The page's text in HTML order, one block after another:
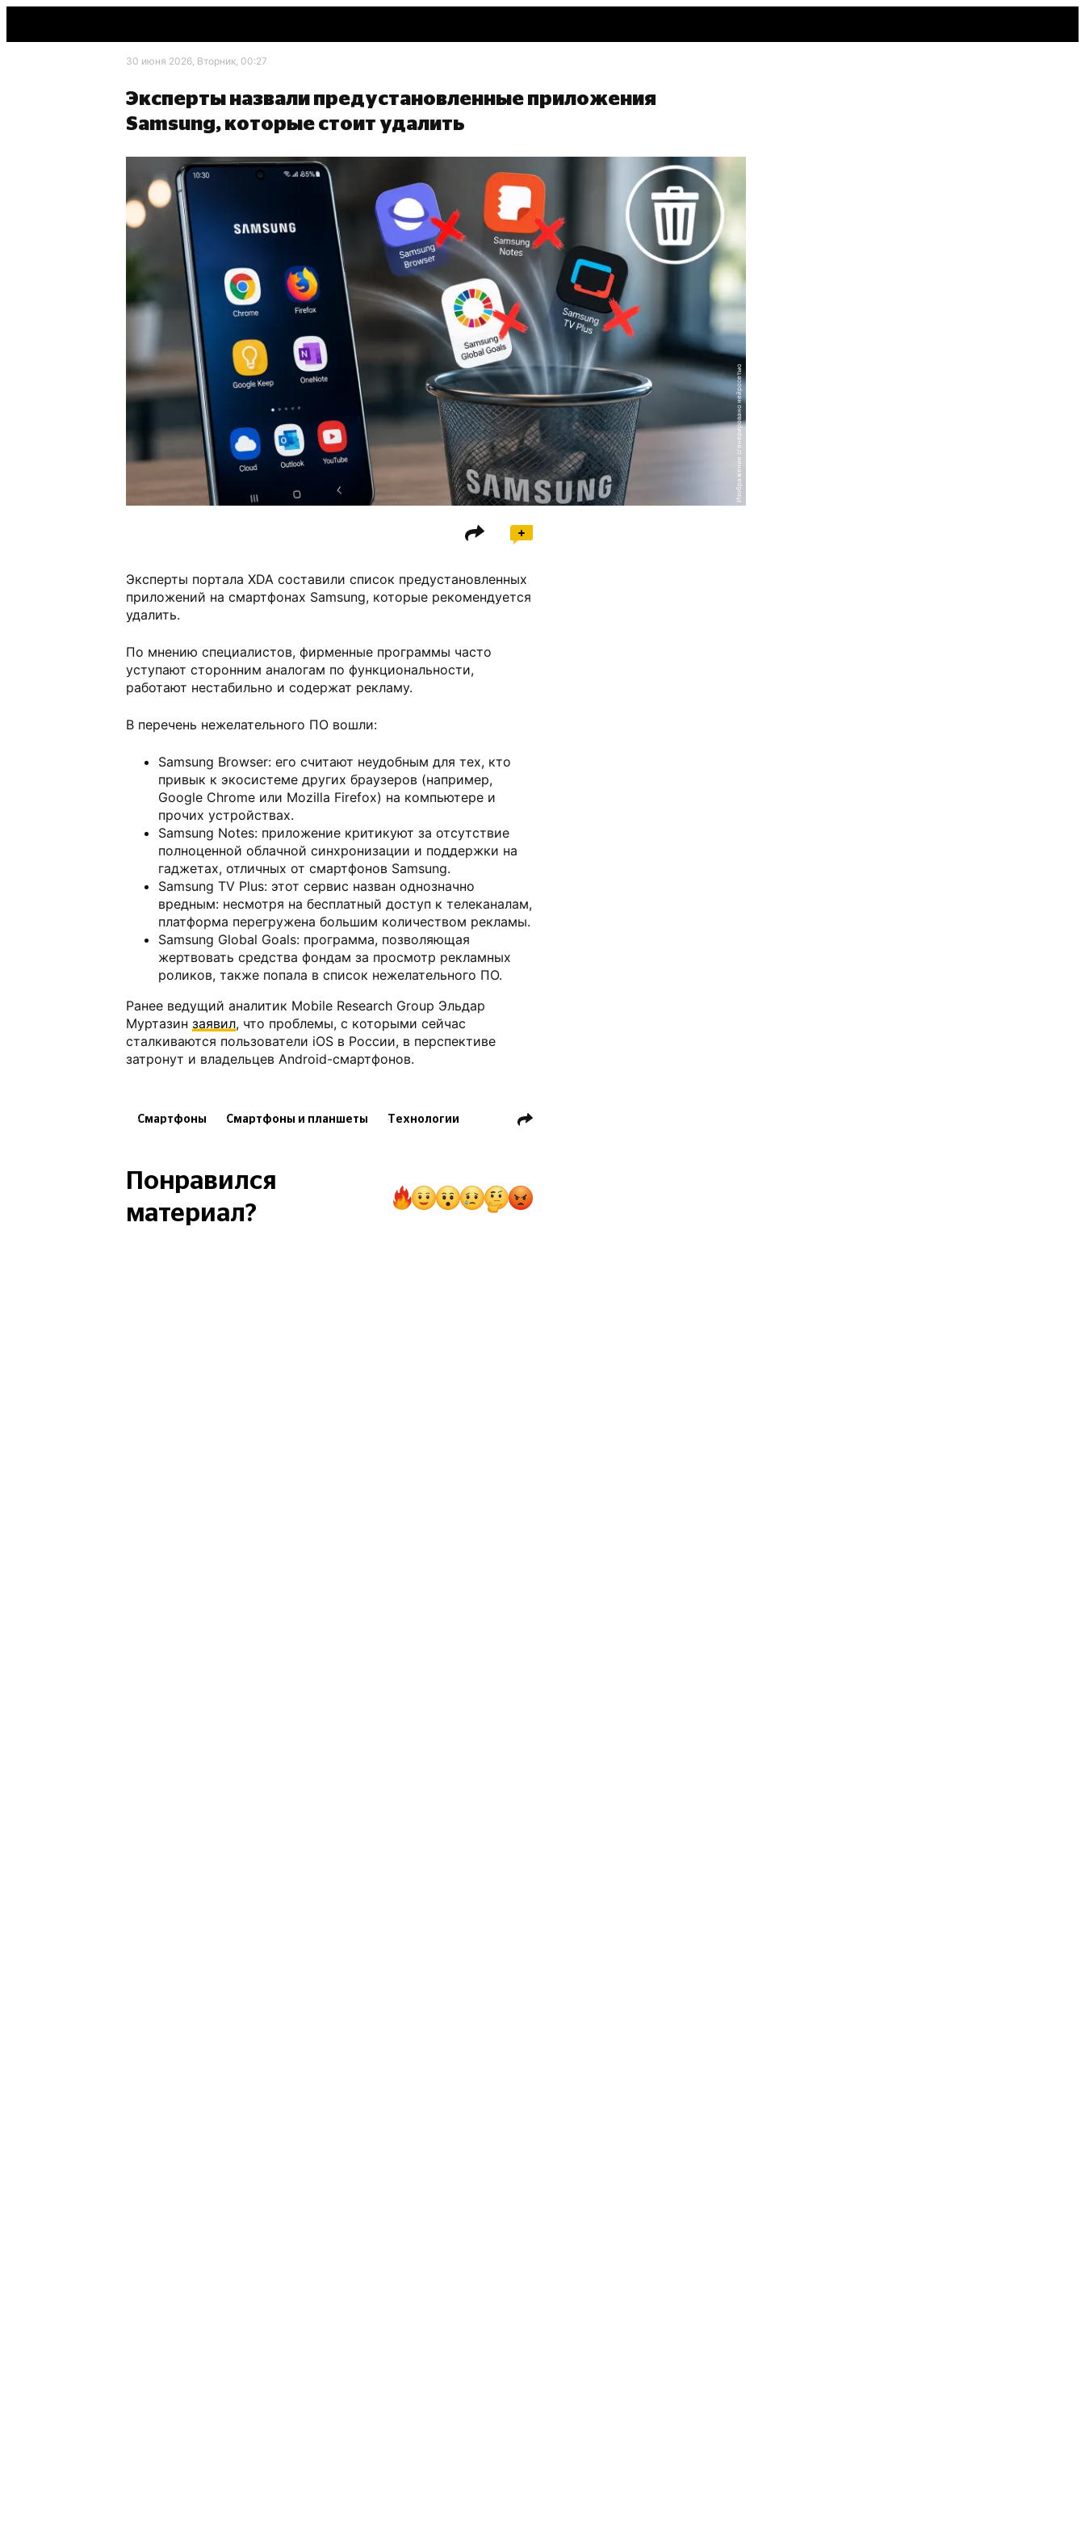
30 июня 2026, Вторник, 00:27
Эксперты назвали предустановленные приложения
Samsung, которые стоит удалить
Изображение сгенерировано нейросетью
Эксперты портала XDA составили список предустановленных
приложений на смартфонах Samsung, которые рекомендуется
удалить.
По мнению специалистов, фирменные программы часто
уступают сторонним аналогам по функциональности,
работают нестабильно и содержат рекламу.
В перечень нежелательного ПО вошли:
Samsung Browser: его считают неудобным для тех, кто
привык к экосистеме других браузеров (например,
Google Chrome или Mozilla Firefox) на компьютере и
прочих устройствах.
Samsung Notes: приложение критикуют за отсутствие
полноценной облачной синхронизации и поддержки на
гаджетах, отличных от смартфонов Samsung.
Samsung TV Plus: этот сервис назван однозначно
вредным: несмотря на бесплатный доступ к телеканалам,
платформа перегружена большим количеством рекламы.
Samsung Global Goals: программа, позволяющая
жертвовать средства фондам за просмотр рекламных
роликов, также попала в список нежелательного ПО.
Ранее ведущий аналитик Mobile Research Group Эльдар
Муртазин заявил, что проблемы, с которыми сейчас
сталкиваются пользователи iOS в России, в перспективе
затронут и владельцев Android-смартфонов.
Смартфоны Смартфоны и планшеты Технологии
Понравился
материал?